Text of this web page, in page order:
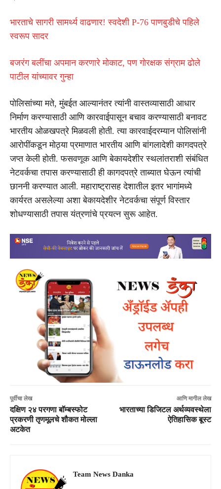
भारताचे सागरी सामर्थ्य वाढणार! स्वदेशी P-76 पाणबुडीचे पहिले
स्वरूप सादर
बजरंग बलींचा अपमान करणारे मोकाट, पण गोरक्षक संग्राम ढोले
पाटील यांच्यावर गुन्हा
पोलिसांच्या मते, मुंबईत आल्यानंतर त्यांनी वास्तव्यासाठी आधार
निर्माण करण्यासाठी आणि कारवाईपासून बचाव करण्यासाठी बनावट
भारतीय ओळखपत्रे मिळवली होती. त्या कारवाईदरम्यान पोलिसांनी
आरोपींकडून मोठ्या प्रमाणात भारतीय आणि बांगलादेशी कागदपत्रे
जप्त केली होती. फसवणूक आणि बेकायदेशीर स्थलांतराशी संबंधित
नेटवर्कचा तपास करण्यासाठी ही कागदपत्रे ताब्यात घेऊन त्यांची
छाननी करण्यात आली. महाराष्ट्रासह देशातील इतर भागांमध्ये
कार्यरत असलेल्या अशा बेकायदेशीर नेटवर्कचा संपूर्ण विस्तार
शोधण्यासाठी तपास यंत्रणांचे प्रयत्न सुरू आहेत.
पूर्वीचा लेख
दक्षिण २४ परगणा बॉम्बस्फोट
प्रकरणी तृणमूलचे शौकत मोल्ला
अटकेत
आणि मागील लेख
भारताच्या डिजिटल अर्थव्यवस्थेला
ऐतिहासिक बूस्ट
Team News Danka